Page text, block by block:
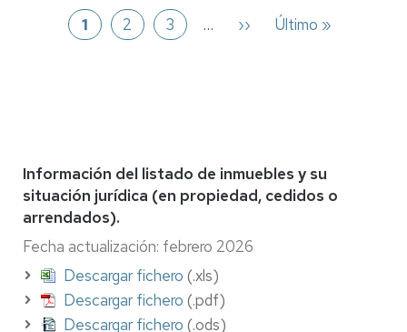
Página
1 Página
2 Página
3 …
Siguiente
››
Última
Último »
Información del listado de inmuebles y su
situación jurídica (en propiedad, cedidos o
arrendados).
Fecha actualización: febrero 2026
Descargar fichero (.xls)
Descargar fichero (.pdf)
Descargar fichero (.ods)